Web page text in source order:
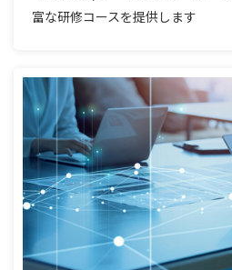
富な研修コースを提供します